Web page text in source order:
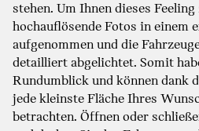
stehen. Um Ihnen dieses
hochauflösende Fotos in einem
aufgenommen und die
detailliert abgelichtet. Somit
Rundumblick und können dank
jede kleinste Fläche Ihres
betrachten. Öffnen oder